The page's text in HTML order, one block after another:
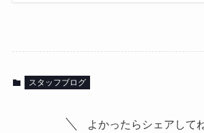
スタッフブログ
よかったらシェアして